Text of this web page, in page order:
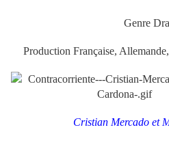
Genre
Production Française,
Cristian Mercado et